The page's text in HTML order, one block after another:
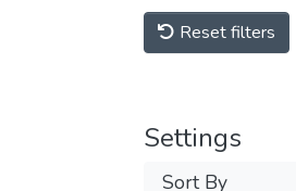
Reset filters
Settings
Sort By